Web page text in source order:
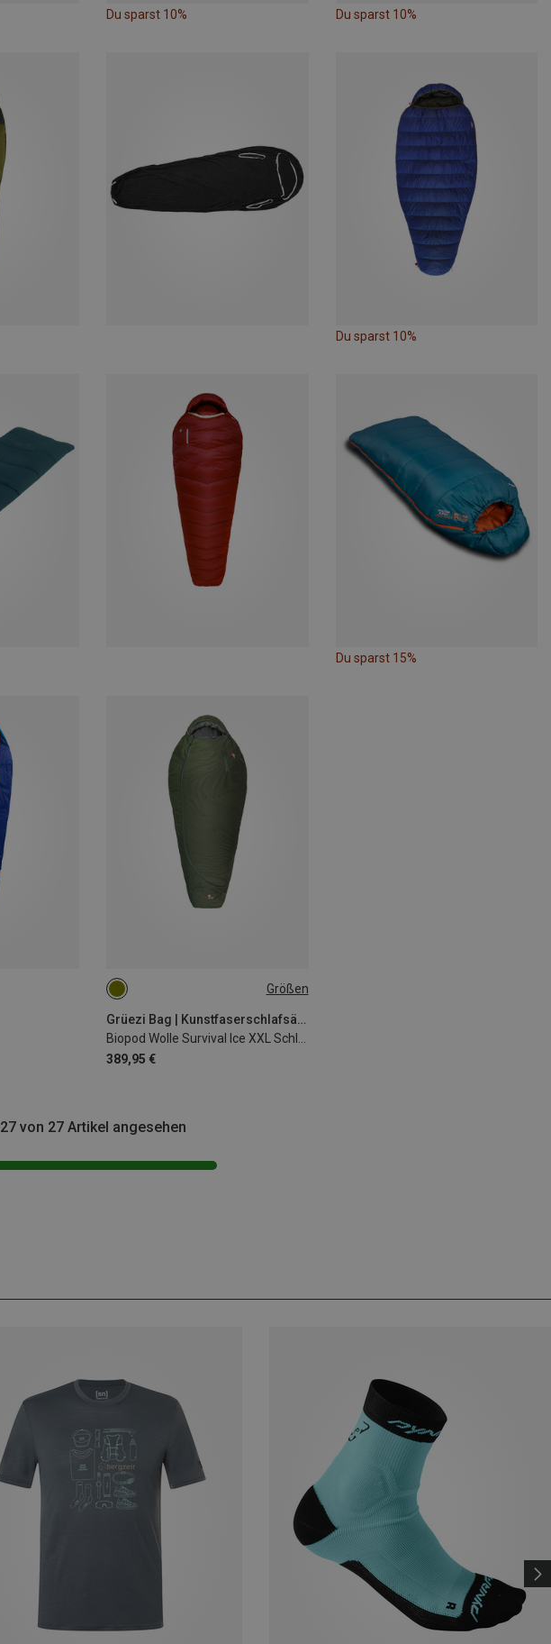
Du sparst 10% Du sparst 10%
Du sparst 10%
Du sparst 15%
Größen
Grüezi Bag | Kunstfaserschlafsäcke
Biopod Wolle Survival Ice XXL Schlafsack
389,95 €
MAX. 200CM
27 von 27 Artikel angesehen